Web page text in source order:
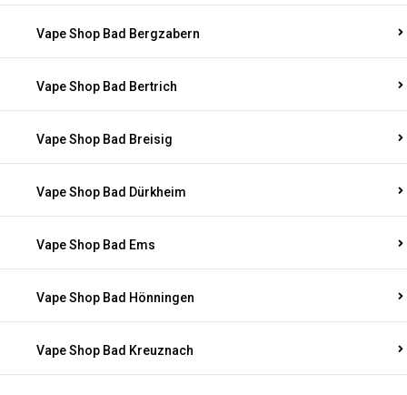
Vape Shop Bad Bergzabern
Vape Shop Bad Bertrich
Vape Shop Bad Breisig
Vape Shop Bad Dürkheim
Vape Shop Bad Ems
Vape Shop Bad Hönningen
Vape Shop Bad Kreuznach